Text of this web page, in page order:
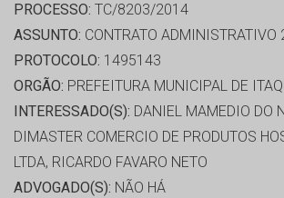
PROCESSO: TC/8203/2014
ASSUNTO: CONTRATO ADMINISTRATIVO
PROTOCOLO: 1495143
ORGÃO: PREFEITURA MUNICIPAL DE
INTERESSADO(S): DANIEL MAMEDIO DO
DIMASTER COMERCIO DE PRODUTOS
LTDA, RICARDO FAVARO NETO
ADVOGADO(S): NÃO HÁ